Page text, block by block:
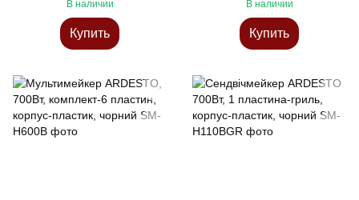
В наличии
Купить
В наличии
Купить